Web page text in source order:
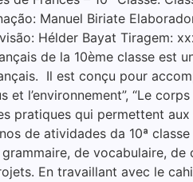
Manuel Biriate
Hélder Bayat Tiragem:
de la 10ème classe est
Il est conçu pour
l’environnement”, “Le
pratiques qui permettent
de atividades da 10ª
de vocabulaire,
En travaillant avec le